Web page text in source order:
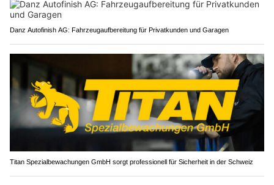
Danz Autofinish AG: Fahrzeugaufbereitung für Privatkunden und Garagen
Titan Spezialbewachungen GmbH sorgt professionell für Sicherheit in der Schweiz